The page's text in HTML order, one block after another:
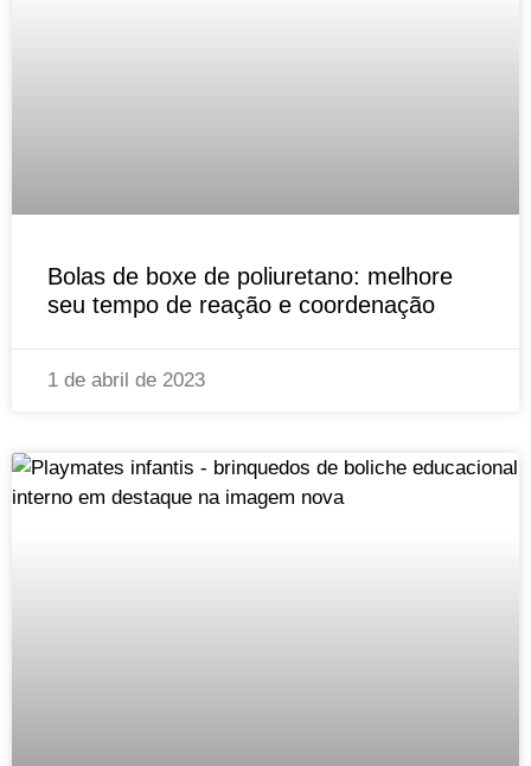
Bolas de boxe de poliuretano: melhore
seu tempo de reação e coordenação
1 de abril de 2023